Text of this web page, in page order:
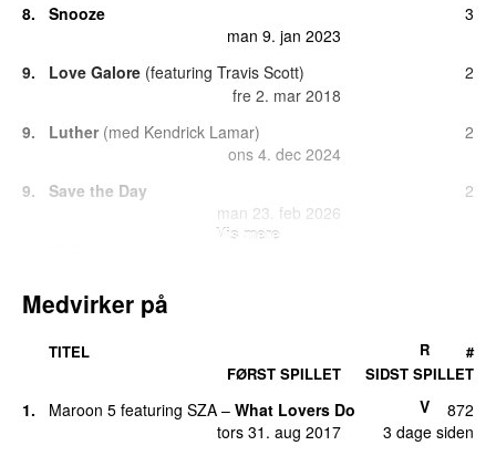
8.
Snooze
man 9. jan 2023
3
9. Love Galore (featuring Travis Scott)
fre 2. mar 2018
2
9. Luther (med Kendrick Lamar)
ons 4. dec 2024
2
9.
Save the Day
man 23. feb 2026
2
12. Kill Bill (featuring
Travis Scott)
1
1
Vis mere
Medvirker på
TITEL
FØRST SPILLET
SIDST SPILLET
R #
1. Maroon 5 featuring SZA – What Lovers Do
tors 31. aug 2017
3 dage siden
V 872